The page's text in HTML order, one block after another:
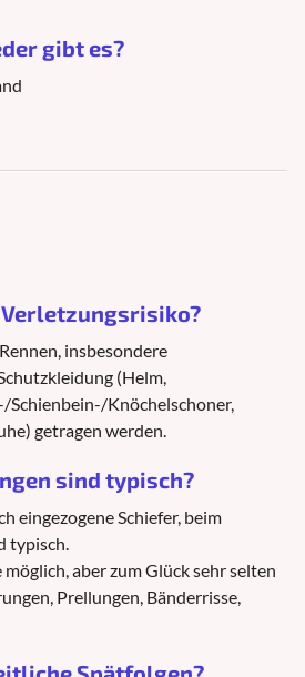
gibt es?
insbesondere
(Helm,
Schienbein-/Knöchelschoner,
getragen werden.
sind typisch?
eingezogene Schiefer, beim
typisch.
aber zum Glück sehr selten
Prellungen, Bänderrisse,